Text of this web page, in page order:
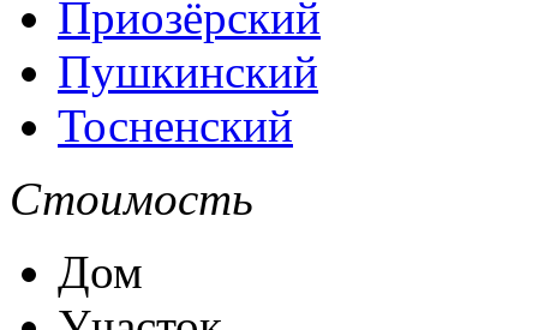
Приозёрский
Пушкинский
Тосненский
Стоимость
Дом